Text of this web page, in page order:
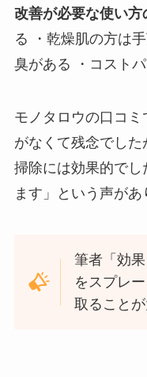
改善が必要な使い方
る ・乾燥肌の方は
臭がある ・コスト
モノタロウの口コ
がなくて残念でし
掃除には効果的で
ます」という声があ
筆者「効
をスプレ
取ることが